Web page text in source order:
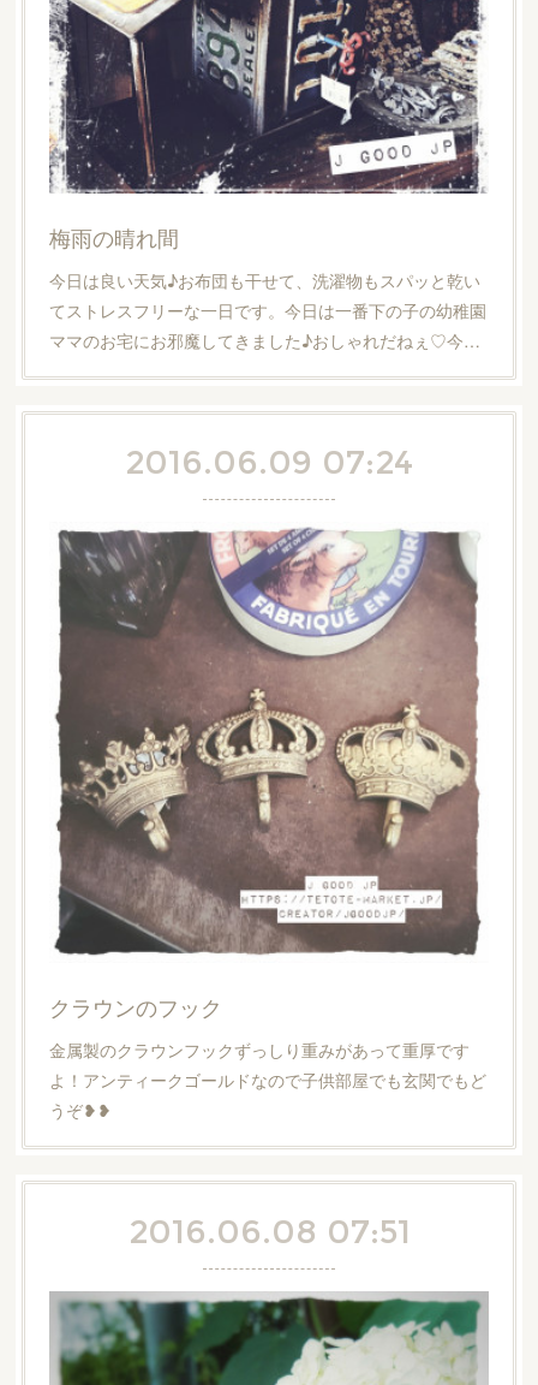
梅雨の晴れ間
今日は良い天気♪お布団も干せて、洗濯物もスパッと乾い
てストレスフリーな一日です。今日は一番下の子の幼稚園
ママのお宅にお邪魔してきました♪おしゃれだねぇ♡今…
2016.06.09 07:24
クラウンのフック
金属製のクラウンフックずっしり重みがあって重厚です
よ！アンティークゴールドなので子供部屋でも玄関でもど
うぞ❥❥
2016.06.08 07:51